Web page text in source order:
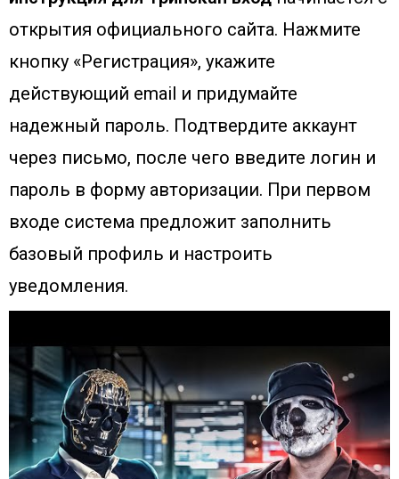
открытия официального сайта. Нажмите
кнопку «Регистрация», укажите
действующий email и придумайте
надежный пароль. Подтвердите аккаунт
через письмо, после чего введите логин и
пароль в форму авторизации. При первом
входе система предложит заполнить
базовый профиль и настроить
уведомления.